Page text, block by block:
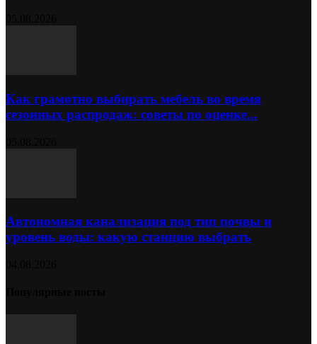
Как грамотно выбирать мебель во время
сезонных распродаж: советы по оценке...
Автономная канализация под тип почвы и
уровень воды: какую станцию выбрать